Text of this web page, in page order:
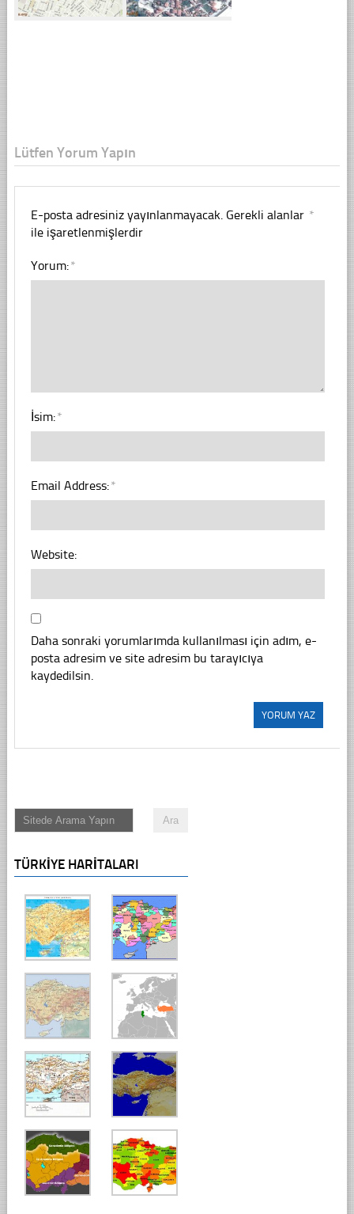
Lütfen Yorum Yapın
E-posta adresiniz yayınlanmayacak. Gerekli alanlar *
ile işaretlenmişlerdir
Yorum:*
İsim:*
Email Address:*
Website:
Daha sonraki yorumlarımda kullanılması için adım, e-
posta adresim ve site adresim bu tarayıcıya
kaydedilsin.
TÜRKIYE HARITALARI